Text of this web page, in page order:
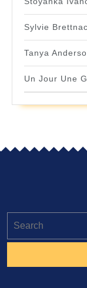
Sylvie
Tanya
Un Jour Une
for: